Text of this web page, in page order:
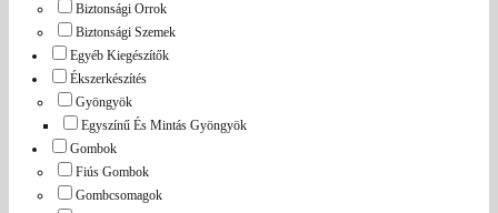
Biztonsági Orrok
Biztonsági Szemek
Egyéb Kiegészítők
Ékszerkészítés
Gyöngyök
Egyszínű És Mintás Gyöngyök
Gombok
Fiús Gombok
Gombcsomagok